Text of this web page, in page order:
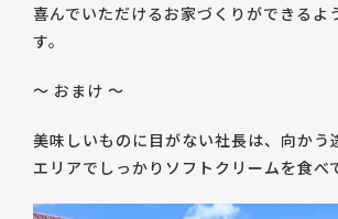
喜んでいただけるお家づくりができるよ
す。
～ おまけ ～
美味しいものに目がない社長は、向かう
エリアでしっかりソフトクリームを食べ